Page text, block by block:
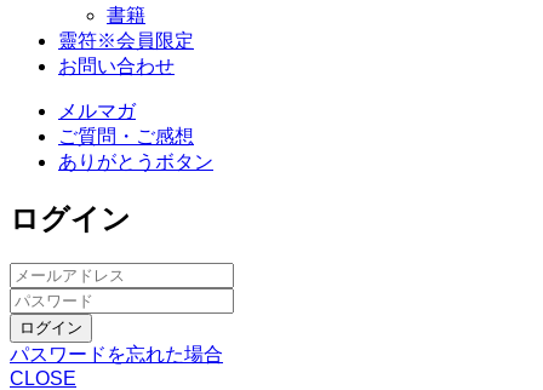
書籍
靈符※会員限定
お問い合わせ
メルマガ
ご質問・ご感想
ありがとうボタン
ログイン
ログイン
パスワードを忘れた場合
CLOSE